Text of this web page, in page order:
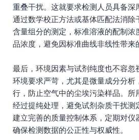
重叠干扰。这就要求检测人员具备深
通过数学校正方法或基体匹配法消除
含量组分的测定，标准溶液的配制浓
品浓度，避免因标准曲线非线性带来
最后，环境因素与试剂纯度也不容忽
环境要求严苛，尤其是微量成分分析
行，防止空气中的尘埃污染样品。所
经过提纯处理，避免试剂杂质干扰测
建立完善的质量控制体系，定期对仪
确保检测数据的公正性与权威性。